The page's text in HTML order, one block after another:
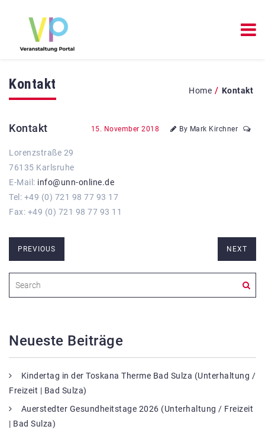
Kontakt Home / Kontakt
Kontakt 15. November 2018 By Mark Kirchner
Lorenzstraße 29
76135 Karlsruhe
E-Mail: info@unn-online.de
Tel: +49 (0) 721 98 77 93 17
Fax: +49 (0) 721 98 77 93 11
PREVIOUS NEXT
Neueste Beiträge
Kindertag in der Toskana Therme Bad Sulza (Unterhaltung /
Freizeit | Bad Sulza)
Auerstedter Gesundheitstage 2026 (Unterhaltung / Freizeit
| Bad Sulza)